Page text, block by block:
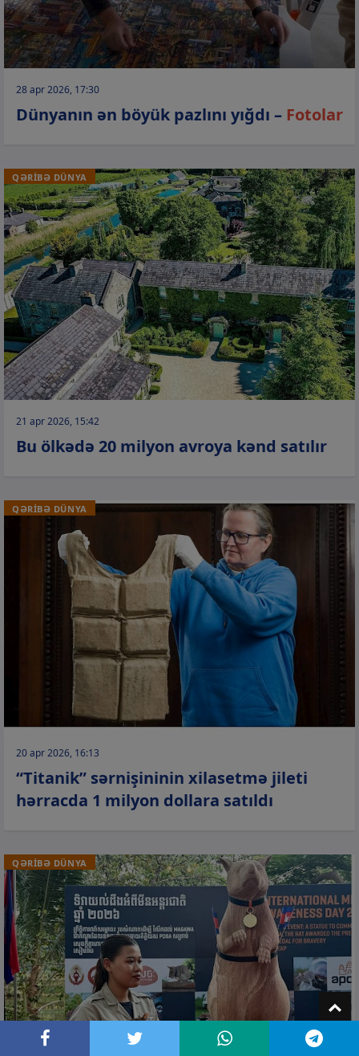
28 apr 2026, 17:30
Dünyanın ən böyük pazlını yığdı – Fotolar
QƏRİBƏ DÜNYA
21 apr 2026, 15:42
Bu ölkədə 20 milyon avroya kənd satılır
QƏRİBƏ DÜNYA
20 apr 2026, 16:13
“Titanik” sərnişininin xilasetmə jileti
hərracda 1 milyon dollara satıldı
QƏRİBƏ DÜNYA